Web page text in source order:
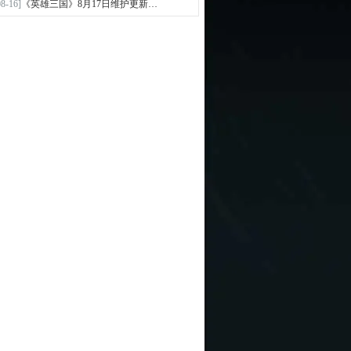
16] 《英雄三国》8月17日维护更新…